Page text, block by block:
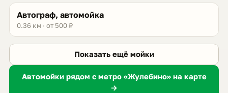
Автограф, автомойка
0.36 км · от 500 ₽
Показать ещё мойки
Автомойки рядом с метро «Жулебино» на карте
→